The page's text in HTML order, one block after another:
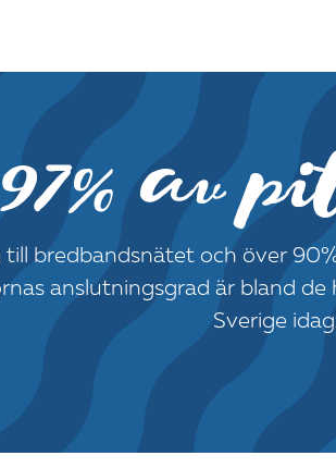
97% av
till bredbandsnätet och över
anslutningsgrad är bland
Sverige